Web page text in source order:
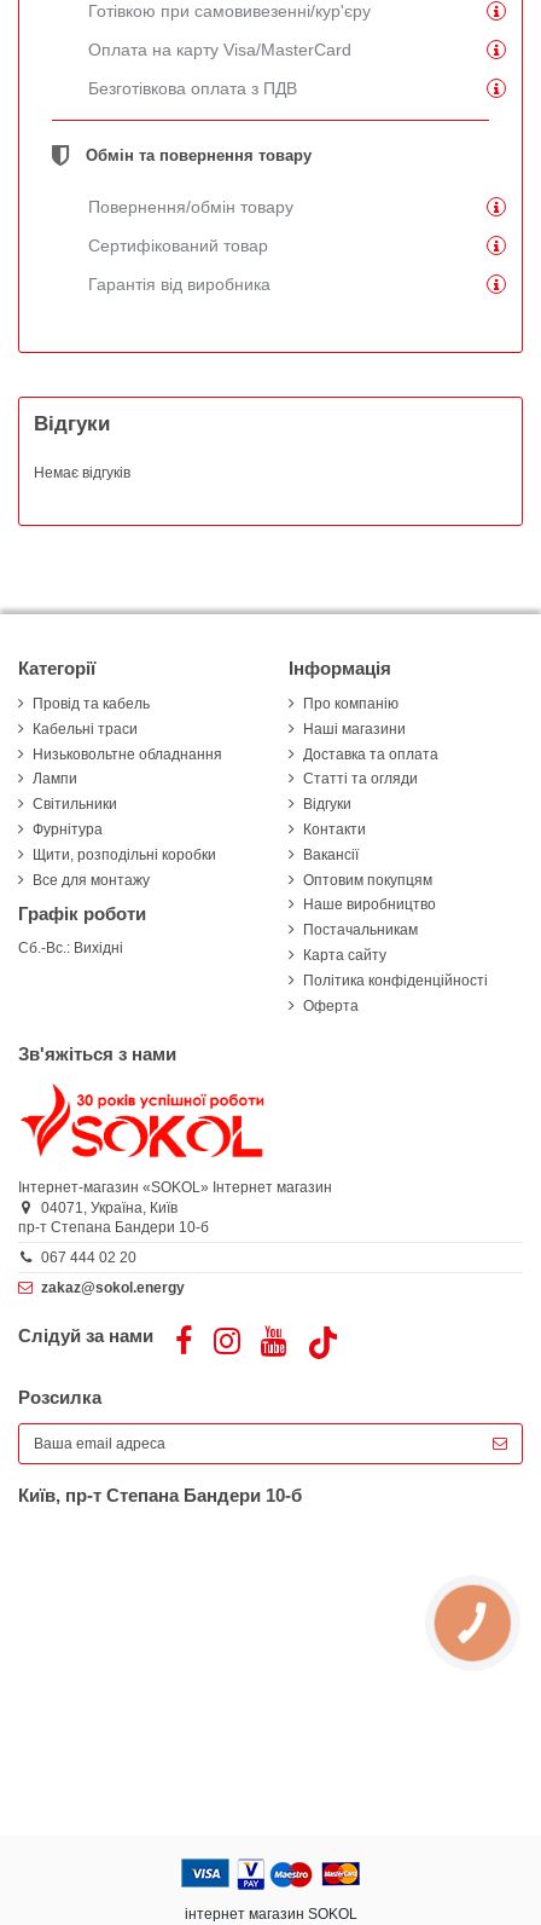
Готівкою при самовивезенні/кур'єру
Оплата на карту Visa/MasterCard
Безготівкова оплата з ПДВ
Обмін та повернення товару
Повернення/обмін товару
Сертифікований товар
Гарантія від виробника
Відгуки
Немає відгуків
Категорії
Провід та кабель
Кабельні траси
Низьковольтне обладнання
Лампи
Світильники
Фурнітура
Щити, розподільні коробки
Все для монтажу
Графік роботи
Сб.-Вс.: Вихідні
Інформація
Про компанію
Наші магазини
Доставка та оплата
Статті та огляди
Відгуки
Контакти
Вакансії
Оптовим покупцям
Наше виробництво
Постачальникам
Карта сайту
Політика конфіденційності
Оферта
Зв'яжіться з нами
Інтернет-магазин «SOKOL» Інтернет магазин
04071, Україна, Київ
пр-т Степана Бандери 10-б
067 444 02 20
zakaz@sokol.energy
Слідуй за нами
Розсилка
Київ, пр-т Степана Бандери 10-б
інтернет магазин SOKOL
КНОПКА
ЗВ'ЯЗКУ